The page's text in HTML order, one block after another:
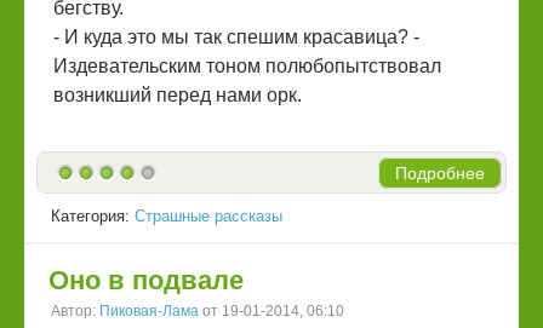
бегству.
- И куда это мы так спешим красавица? -
Издевательским тоном полюбопытствовал
возникший перед нами орк.
Подробнее
Категория: Страшные рассказы
Оно в подвале
Автор: Пиковая-Лама от 19-01-2014, 06:10